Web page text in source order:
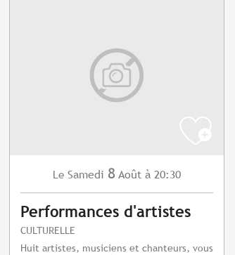
Le Samedi 8 Août à 20:30
Performances d'artistes
CULTURELLE
Huit artistes, musiciens et chanteurs, vous